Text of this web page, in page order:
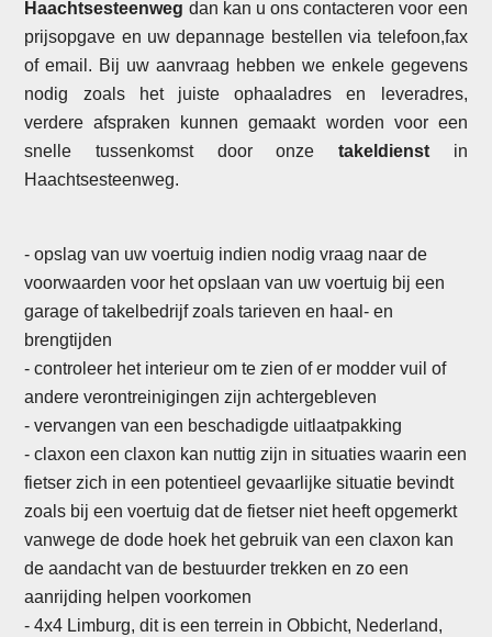
Haachtsesteenweg dan kan u ons contacteren voor een
prijsopgave en uw depannage bestellen via telefoon,fax
of email. Bij uw aanvraag hebben we enkele gegevens
nodig zoals het juiste ophaaladres en leveradres,
verdere afspraken kunnen gemaakt worden voor een
snelle tussenkomst door onze takeldienstin
Haachtsesteenweg.
- opslag van uw voertuig indien nodig vraag naar de
voorwaarden voor het opslaan van uw voertuig bij een
garage of takelbedrijf zoals tarieven en haal- en
brengtijden
- controleer het interieur om te zien of er modder vuil of
andere verontreinigingen zijn achtergebleven
- vervangen van een beschadigde uitlaatpakking
-claxon een claxon kan nuttig zijn in situaties waarin een
fietser zich in een potentieel gevaarlijke situatie bevindt
zoals bij een voertuig dat de fietser niet heeft opgemerkt
vanwege de dode hoek het gebruik van een claxon kan
de aandacht van de bestuurder trekken en zo een
aanrijding helpen voorkomen
- 4x4 Limburg, dit is een terrein in Obbicht, Nederland,